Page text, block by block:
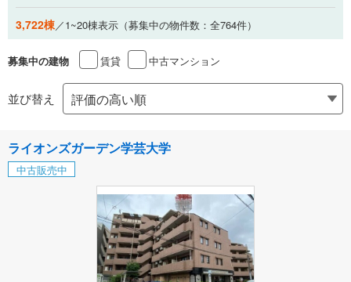
3,722棟／1~20棟表示（募集中の物件数：全764件）
募集中の建物 賃貸 中古マンション
並び替え
ライオンズガーデン学芸大学
中古販売中